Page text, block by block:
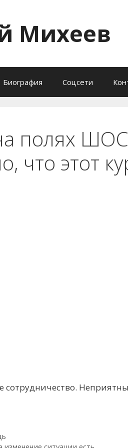
Михеев
Биография Соцсети
полях
что этот